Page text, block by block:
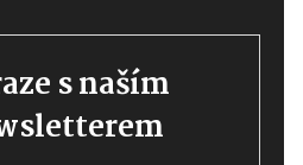
s naším